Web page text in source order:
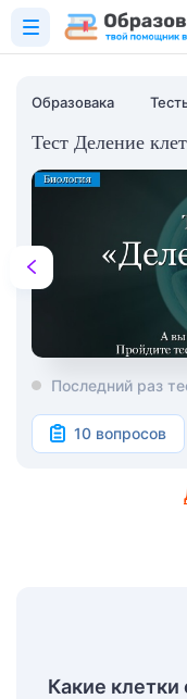
Образовака
Тест Деление
Последний раз
10 вопросов
Какие